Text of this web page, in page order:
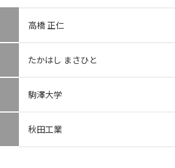
高橋 正仁
たかはし まさひと
駒澤大学
秋田工業